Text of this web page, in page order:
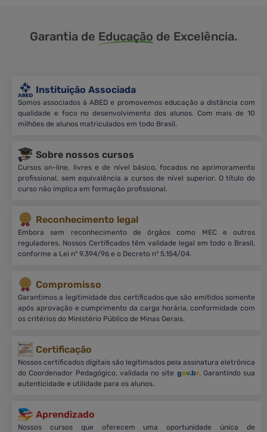
Garantia de Educação de Excelência.
Instituição Associada
Somos associados à ABED e promovemos educação a distância com
qualidade e foco no desenvolvimento dos alunos. Com mais de 10
milhões de alunos matriculados em todo Brasil.
Sobre nossos cursos
Cursos on-line, livres e de nível básico, focados no aprimoramento
profissional, sem equivalência a cursos de nível superior. O título do
curso não implica em formação profissional.
Reconhecimento legal
Embora sem reconhecimento de órgãos como MEC e outros
reguladores. Nossos Certificados têm validade legal em todo o Brasil,
conforme a Lei nº 9.394/96 e o Decreto nº 5.154/04.
Compromisso
Garantimos a legitimidade dos certificados que são emitidos somente
após aprovação e cumprimento da carga horária, conformidade com
os critérios do Ministério Público de Minas Gerais.
Certificação
Nossos certificados digitais são legitimados pela assinatura eletrônica
do Coordenador Pedagógico, validada no site gov.br. Garantindo sua
autenticidade e utilidade para os alunos.
Aprendizado
Nossos cursos que oferecem uma oportunidade única de